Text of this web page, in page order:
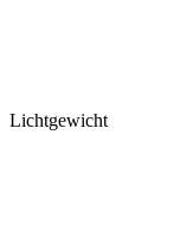
Lichtgewicht